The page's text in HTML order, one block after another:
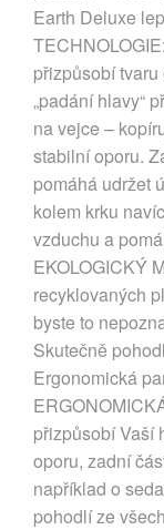
Earth Deluxe
přizpůsobí
„padání hlavy“
na vejce –
stabilní oporu.
pomáhá udržet
kolem krku
vzduchu a
EKOLOGICKÝ
recyklovaných
byste to
Skutečně
Ergonomická
přizpůsobí Vaší
oporu, zadní
například o
pohodlí ze